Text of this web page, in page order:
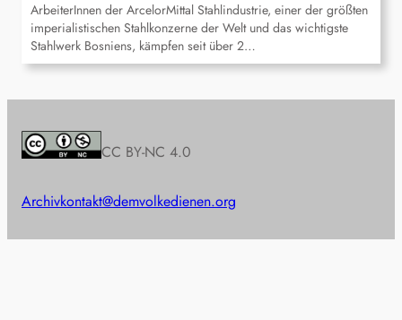
ArbeiterInnen der ArcelorMittal Stahlindustrie, einer der größten
imperialistischen Stahlkonzerne der Welt und das wichtigste
Stahlwerk Bosniens, kämpfen seit über 2…
CC BY-NC 4.0
Archivkontakt@demvolkedienen.org